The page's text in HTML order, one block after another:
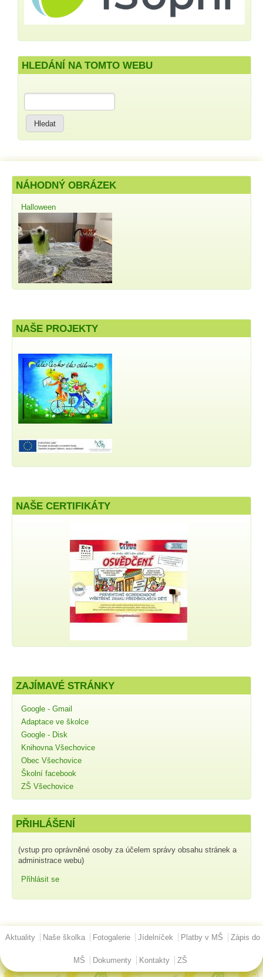
HLEDÁNÍ NA TOMTO WEBU
Hledat
NÁHODNÝ OBRÁZEK
Halloween
NAŠE PROJEKTY
NAŠE CERTIFIKÁTY
ZAJÍMAVÉ STRÁNKY
Google - Gmail
Adaptace ve školce
Google - Disk
Knihovna Všechovice
Obec Všechovice
Školní facebook
ZŠ Všechovice
PŘIHLÁŠENÍ
(vstup pro oprávněné osoby za účelem správy obsahu stránek a
administrace webu)
Přihlásit se
Hlavní menu
Aktuality Naše školka Fotogalerie Jídelníček Platby v MŠ Zápis do
MŠ Dokumenty Kontakty ZŠ